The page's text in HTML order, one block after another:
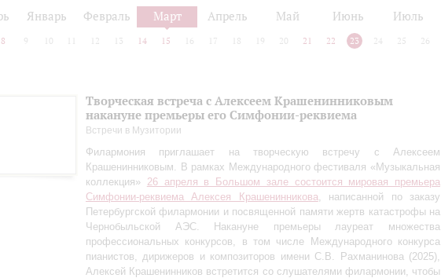
Январь Февраль Март Апрель Май Июнь Июль
8 9 10 12 13 14 15 16 17 18 19 20 21 22 23 24 25 26
Творческая встреча с Алексеем Крашенинниковым
накануне премьеры его Симфонии-реквиема
Встречи в Музитории
Филармония приглашает на творческую встречу с Алексеем
Крашенинниковым. В рамках Международного фестиваля «Музыкальная
коллекция» 26 апреля в Большом зале состоится мировая премьера
Симфонии-реквиема Алексея Крашенинникова, написанной по заказу
Петербургской филармонии и посвященной памяти жертв катастрофы на
Чернобыльской АЭС. Накануне премьеры лауреат множества
профессиональных конкурсов, в том числе Международного конкурса
пианистов, дирижеров и композиторов имени С.В. Рахманинова (2025),
Алексей Крашенинников встретится со слушателями филармонии, чтобы